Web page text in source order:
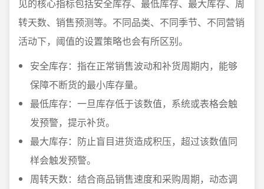
见的核心指标包括安全库存、最低库存、最大库存、周
转天数、销售预测等。不同品类、不同季节、不同营销
活动下，阈值的设置策略也会有所区别。
安全库存：指在正常销售波动和补货周期内，能够
保障不断货的最小库存量。
最低库存：一旦库存低于该数值，系统或表格会触
发预警，提示补货。
最大库存：防止盲目进货造成积压，超过该数值同
样会触发预警。
周转天数：结合商品销售速度和采购周期，动态调